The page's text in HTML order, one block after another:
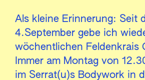
Als kleine Erinnerung: Seit
4.September gebe ich
wöchentlichen Feldenkrais
Immer am Montag von
im Serrat(u)s Bodywork in